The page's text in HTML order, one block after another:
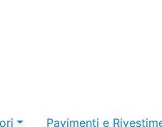
Pavimenti e